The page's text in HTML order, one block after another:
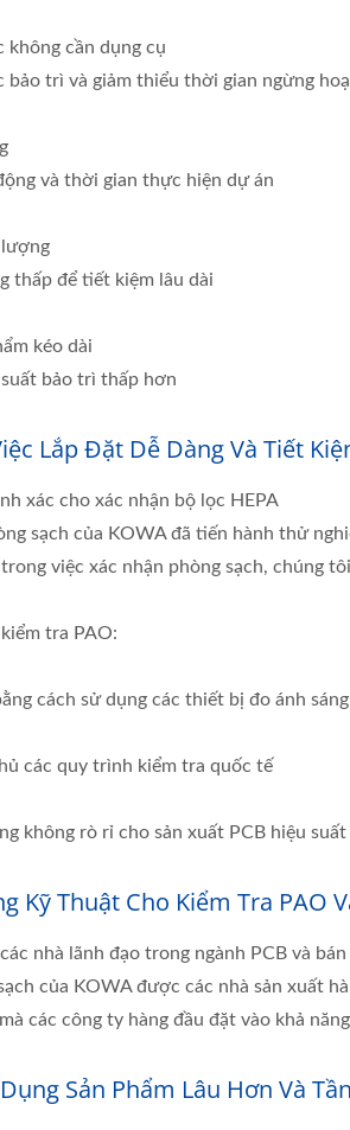
không cần dụng cụ
bảo trì và giảm thiểu thời gian ngừng
và thời gian thực hiện dự án
lượng
thấp để tiết kiệm lâu dài
kéo dài
bảo trì thấp hơn
Lắp Đặt Dễ Dàng Và Tiết
xác cho xác nhận bộ lọc HEPA
sạch của KOWA đã tiến hành thử
việc xác nhận phòng sạch, chúng
tra PAO:
cách sử dụng các thiết bị đo ánh
các quy trình kiểm tra quốc tế
không rò rỉ cho sản xuất PCB hiệu suất
Kỹ Thuật Cho Kiểm Tra PAO
nhà lãnh đạo trong ngành PCB và bán
của KOWA được các nhà sản xuất
các công ty hàng đầu đặt vào khả
Sản Phẩm Lâu Hơn Và